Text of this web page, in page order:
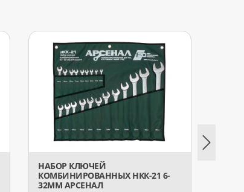
НАБОР КЛЮЧЕЙ
КОМБИНИРОВАННЫХ НКК-21 6-
32ММ АРСЕНАЛ